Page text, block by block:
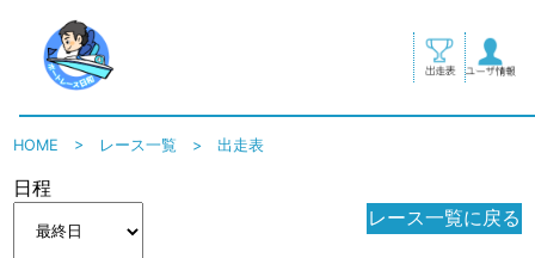
HOME > レース一覧 >出走表
日程
レース一覧に戻る